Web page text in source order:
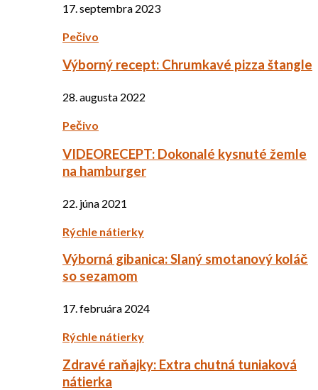
17. septembra 2023
Pečivo
Výborný recept: Chrumkavé pizza štangle
28. augusta 2022
Pečivo
VIDEORECEPT: Dokonalé kysnuté žemle
na hamburger
22. júna 2021
Rýchle nátierky
Výborná gibanica: Slaný smotanový koláč
so sezamom
17. februára 2024
Rýchle nátierky
Zdravé raňajky: Extra chutná tuniaková
nátierka